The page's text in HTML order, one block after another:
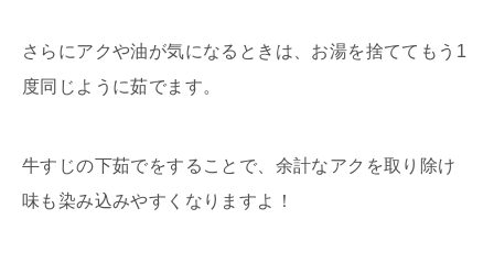
さらにアクや油が気になるときは、お湯を捨ててもう1
度同じように茹でます。
牛すじの下茹でをすることで、余計なアクを取り除け
味も染み込みやすくなりますよ！